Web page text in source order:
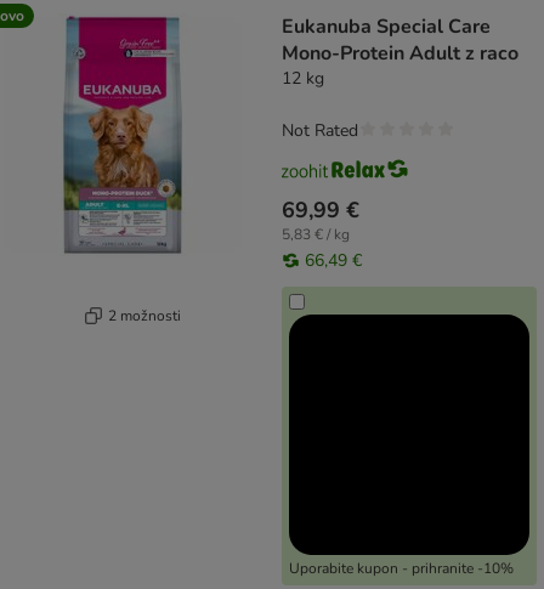
2 možnosti
Eukanuba Special Care
Mono-Protein Adult z raco
12 kg
69,99 €
5,83 € / kg
66,49 €
Uporabite kupon - prihranite -10%
Not Rated